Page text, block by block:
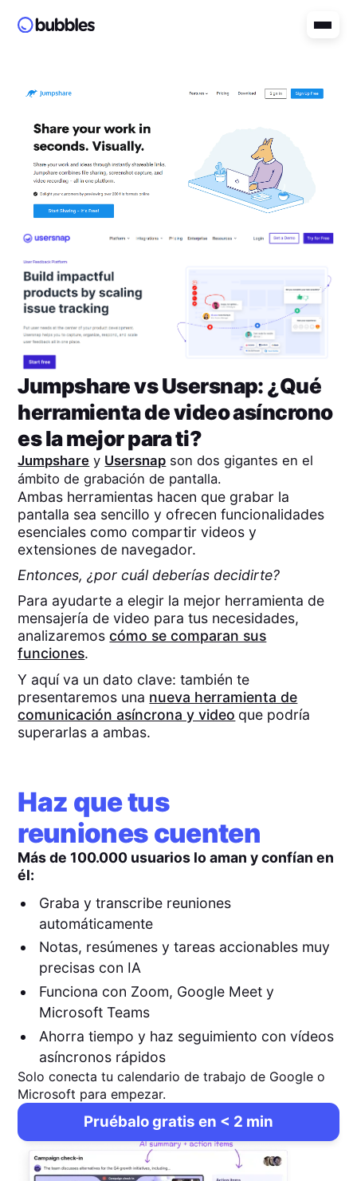
JumpsharevsUsersnap: ¿Qué
herramienta de video asíncrono
es la mejor para ti?
Jumpshare y Usersnap son dos gigantes en el
ámbito de grabación de pantalla.
Ambas herramientas hacen que grabar la
pantalla sea sencillo y ofrecen funcionalidades
esenciales como compartir videos y
extensiones de navegador.
Entonces, ¿por cuál deberías decidirte?
Para ayudarte a elegir la mejor herramienta de
mensajería de video para tus necesidades,
analizaremoscómo se comparan sus
funciones.
Y aquí va un dato clave: también te
presentaremos una nueva herramienta de
comunicación asíncrona y video que podría
superarlas a ambas.
Haz que tus
reuniones cuenten
Más de 100.000 usuarios lo aman y confían en
él:
Graba y transcribe reuniones
automáticamente
Notas, resúmenes y tareas accionables muy
precisas con IA
Funciona con Zoom, Google Meet y
Microsoft Teams
Ahorra tiempo y haz seguimiento con vídeos
asíncronos rápidos
Solo conecta tu calendario de trabajo de Google o
Microsoft para empezar.
Pruébalo gratis en < 2 min